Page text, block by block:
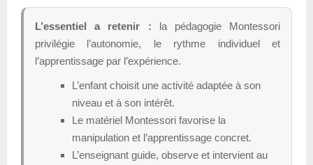
L’essentiel a retenir : la pédagogie Montessori
privilégie l’autonomie, le rythme individuel et
l’apprentissage par l’expérience.
L’enfant choisit une activité adaptée à son
niveau et à son intérêt.
Le matériel Montessori favorise la
manipulation et l’apprentissage concret.
L’enseignant guide, observe et intervient au